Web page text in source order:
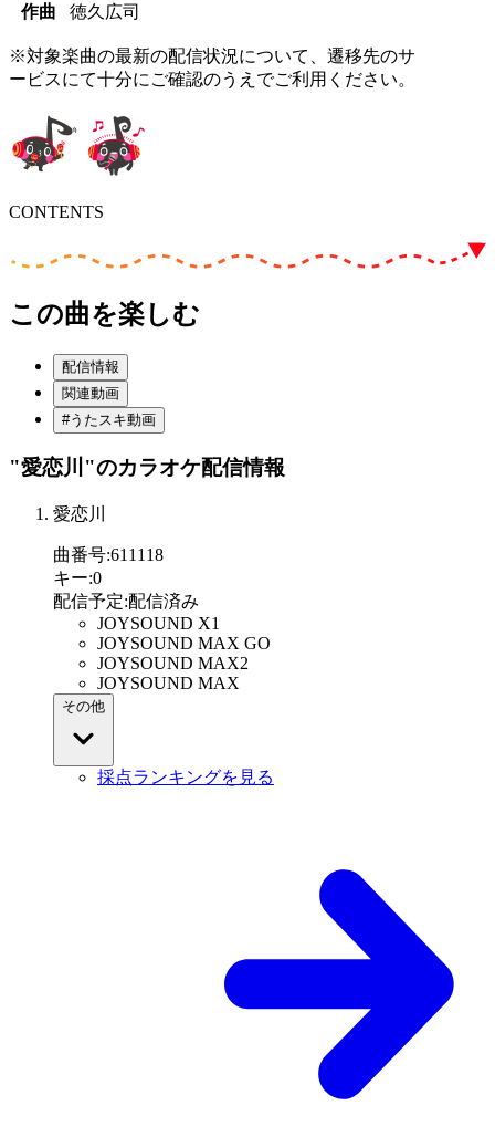
作曲
徳久広司
※対象楽曲の最新の配信状況について、遷移先のサ
ービスにて十分にご確認のうえでご利用ください。
CONTENTS
この曲を楽しむ
配信情報
関連動画
#うたスキ動画
"愛恋川"のカラオケ配信情報
愛恋川
曲番号:611118
キー:0
配信予定:配信済み
JOYSOUND X1
JOYSOUND MAX GO
JOYSOUND MAX2
JOYSOUND MAX
その他
採点ランキングを見る